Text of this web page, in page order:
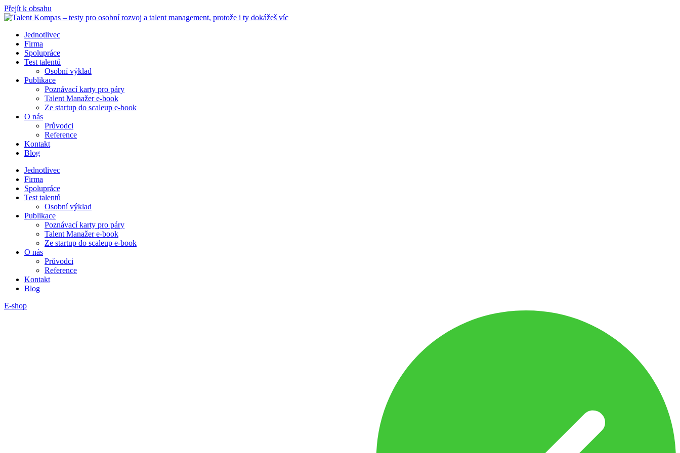
Přejít k obsahu
Jednotlivec
Firma
Spolupráce
Test talentů
Osobní výklad
Publikace
Poznávací karty pro páry
Talent Manažer e-book
Ze startup do scaleup e-book
O nás
Průvodci
Reference
Kontakt
Blog
Jednotlivec
Firma
Spolupráce
Test talentů
Osobní výklad
Publikace
Poznávací karty pro páry
Talent Manažer e-book
Ze startup do scaleup e-book
O nás
Průvodci
Reference
Kontakt
Blog
E-shop